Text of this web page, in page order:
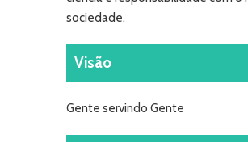
sociedade.
Visão
Gente servindo Gente